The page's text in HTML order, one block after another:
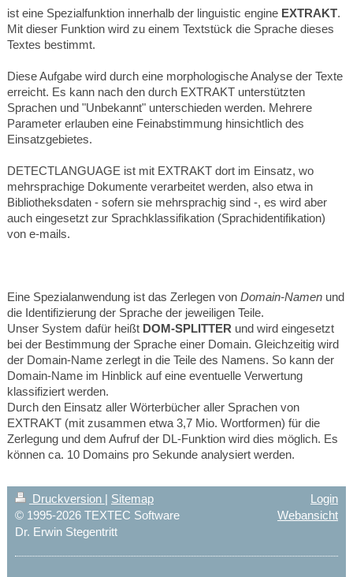
ist eine Spezialfunktion innerhalb der linguistic engine EXTRAKT.
Mit dieser Funktion wird zu einem Textstück die Sprache dieses
Textes bestimmt.
Diese Aufgabe wird durch eine morphologische Analyse der Texte
erreicht. Es kann nach den durch EXTRAKT unterstützten
Sprachen und "Unbekannt" unterschieden werden. Mehrere
Parameter erlauben eine Feinabstimmung hinsichtlich des
Einsatzgebietes.
DETECTLANGUAGE ist mit EXTRAKT dort im Einsatz, wo
mehrsprachige Dokumente verarbeitet werden, also etwa in
Bibliotheksdaten - sofern sie mehrsprachig sind -, es wird aber
auch eingesetzt zur Sprachklassifikation (Sprachidentifikation)
von e-mails.
Eine Spezialanwendung ist das Zerlegen von Domain-Namenund
die Identifizierung der Sprache der jeweiligen Teile.
Unser System dafür heißt DOM-SPLITTER und wird eingesetzt
bei der Bestimmung der Sprache einer Domain. Gleichzeitig wird
der Domain-Name zerlegt in die Teile des Namens. So kann der
Domain-Name im Hinblick auf eine eventuelle Verwertung
klassifiziert werden.
Durch den Einsatz aller Wörterbücher aller Sprachen von
EXTRAKT (mit zusammen etwa 3,7 Mio. Wortformen) für die
Zerlegung und dem Aufruf der DL-Funktion wird dies möglich. Es
können ca. 10 Domains pro Sekunde analysiert werden.
Druckversion | Sitemap
© 1995-2026 TEXTEC Software
Dr. Erwin Stegentritt
Login
Webansicht